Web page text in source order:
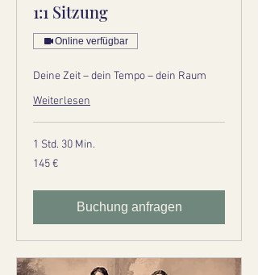
1:1 Sitzung
Online verfügbar
Deine Zeit – dein Tempo – dein Raum
Weiterlesen
1 Std. 30 Min.
145
Euro
145 €
Buchung anfragen